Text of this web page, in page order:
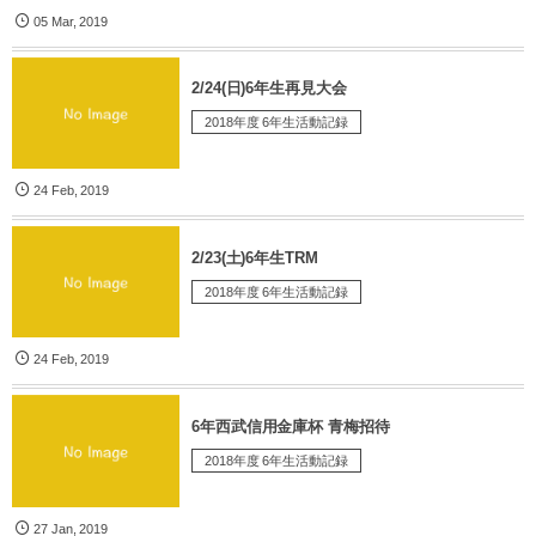
05 Mar,2019
2/24(日)6年生再見大会
2018年度 6年生活動記録
24 Feb,2019
2/23(土)6年生TRM
2018年度 6年生活動記録
24 Feb,2019
6年西武信用金庫杯 青梅招待
2018年度 6年生活動記録
27 Jan,2019